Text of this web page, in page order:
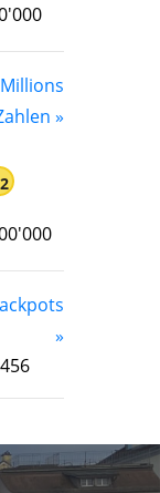
»
»